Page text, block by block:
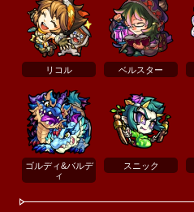
リコル ベルスター
ゴルディ&バルデ
ィ
スニック